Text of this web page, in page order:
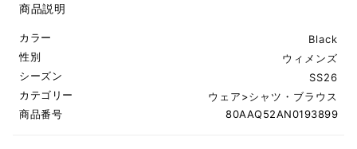
商品説明
カラー
Black
性別
ウィメンズ
シーズン
SS26
カテゴリー
ウェア>シャツ・ブラウス
商品番号
80AAQ52AN0193899